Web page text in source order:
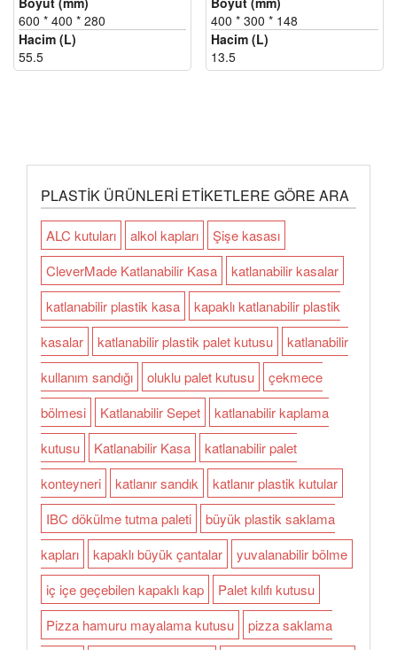
600 * 400 * 280
Hacim (L)
55.5
400 * 300 * 148
Hacim (L)
13.5
PLASTIK ÜRÜNLERI ETIKETLERE GÖRE ARA
ALC kutuları alkol kapları
Şişe kasası
CleverMade Katlanabilir Kasa
katlanabilir kasalar
katlanabilir plastik kasa
kapaklı katlanabilir plastik
kasalar
katlanabilir plastik palet kutusu
katlanabilir
kullanım sandığı
oluklu palet kutusu
çekmece
bölmesi
Katlanabilir Sepet
katlanabilir kaplama
kutusu
Katlanabilir Kasa
katlanabilir palet
konteyneri
katlanır sandık
katlanır plastik kutular
IBC dökülme tutma paleti
büyük plastik saklama
kapları
kapaklı büyük çantalar
yuvalanabilir bölme
iç içe geçebilen kapaklı kap
Palet kılıfı kutusu
Pizza hamuru mayalama kutusu
pizza saklama